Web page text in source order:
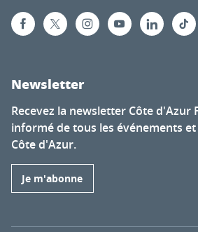
Newsletter
Recevez la newsletter Côte d'Azur
informé de tous les événements
Côte d'Azur.
Je m'abonne